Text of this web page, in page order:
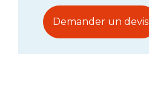
Demander un devis